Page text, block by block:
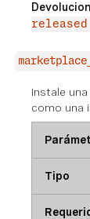
Instale
como una
Tipo